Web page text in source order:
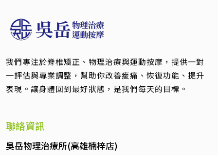
我們專注於脊椎矯正、物理治療與運動按摩，提供一對
一評估與專業調整，幫助你改善痠痛、恢復功能、提升
表現。讓身體回到最好狀態，是我們每天的目標。
聯絡資訊
吳岳物理治療所(高雄楠梓店)